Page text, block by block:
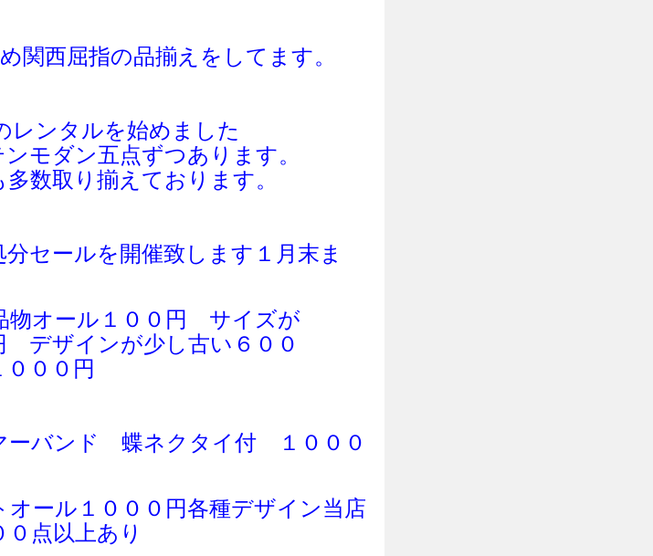
関西屈指の品揃えをしてま す。
レンタルを始めました
モダン五点ずつあります。
数取り揃えております。
分セールを開催致します１月末ま
物オール１００円 サイズが
デザインが少し古い６００
００円
バンド 蝶ネクタイ付 １０００
ール１０００円各種デザイン当店
点以上あり